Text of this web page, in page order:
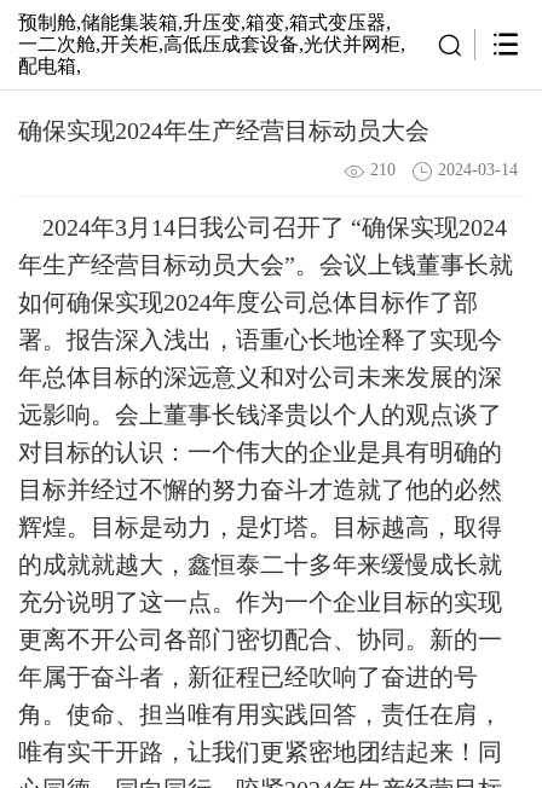
预制舱,储能集装箱,升压变,箱变,箱式变压器,
一二次舱,开关柜,高低压成套设备,光伏并网柜,
配电箱,
确保实现2024年生产经营目标动员大会
210 2024-03-14
2024年3月14日我公司召开了 “确保实现2024
年生产经营目标动员大会”。会议上钱董事长就
如何确保实现2024年度公司总体目标作了部
署。报告深入浅出，语重心长地诠释了实现今
年总体目标的深远意义和对公司未来发展的深
远影响。会上董事长钱泽贵以个人的观点谈了
对目标的认识：一个伟大的企业是具有明确的
目标并经过不懈的努力奋斗才造就了他的必然
辉煌。目标是动力，是灯塔。目标越高，取得
的成就就越大，鑫恒泰二十多年来缓慢成长就
充分说明了这一点。作为一个企业目标的实现
更离不开公司各部门密切配合、协同。新的一
年属于奋斗者，新征程已经吹响了奋进的号
角。使命、担当唯有用实践回答，责任在肩，
唯有实干开路，让我们更紧密地团结起来！同